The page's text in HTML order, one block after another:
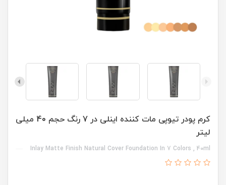
کرم پودر تیوپی مات کننده اینلی در 7 رنگ حجم 40 میلی
لیتر
Inlay Matte Finish Natural Cover Foundation In 7 Colors , 40ml